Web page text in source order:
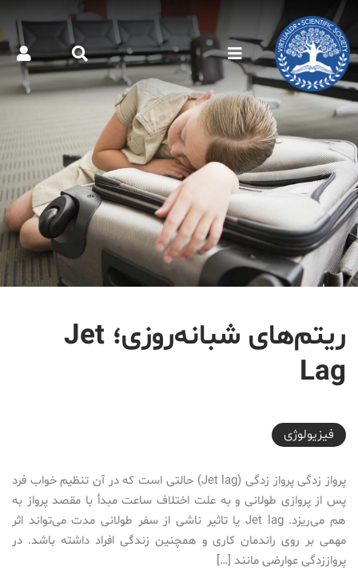
ریتم‌های شبانه‌روزی؛ Jet
Lag
2016-08-04T23:00:00+04:30
فیزیولوژی
پرواز زدگی پرواز زدگی (Jet lag) حالتی است که در آن تنظیم خواب فرد
پس از پروازی طولانی و به علت اختلاف ساعت مبدأ با مقصد پرواز به
هم می‌ریزد. Jet lag یا تاثیر ناشی از سفر طولانی مدت می‌تواند اثر
مهمی بر روی راندمان کاری و همچنین زندگی افراد داشته باشد. در
پرواززدگی عوارضی مانند […]